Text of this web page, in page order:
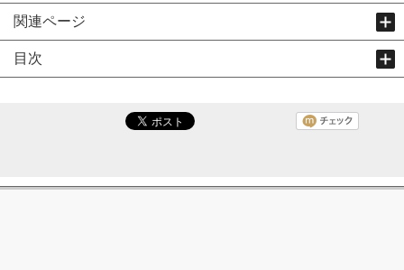
関連ページ
目次